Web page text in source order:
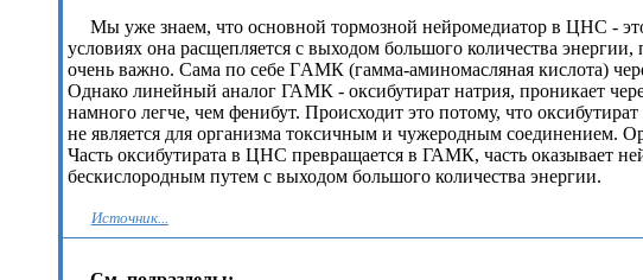
Мы уже знаем, что основной тормозной нейромедиатор в ЦНС -
условиях она расщепляется с выходом большого количества
очень важно. Сама по себе ГAMК (гамма-аминомасляная кислота)
Однако линейный аналог ГАМК - оксибутират натрия, проникает
намного легче, чем фенибут. Происходит это потому, что
не является для организма токсичным и чужеродным соединением.
Часть оксибутирата в ЦНС превращается в ГАМК, часть оказывает
бескислородным путем с выходом большого количества энергии.
Источник...